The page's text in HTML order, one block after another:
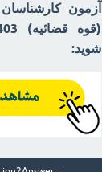
آزمون
شوید: